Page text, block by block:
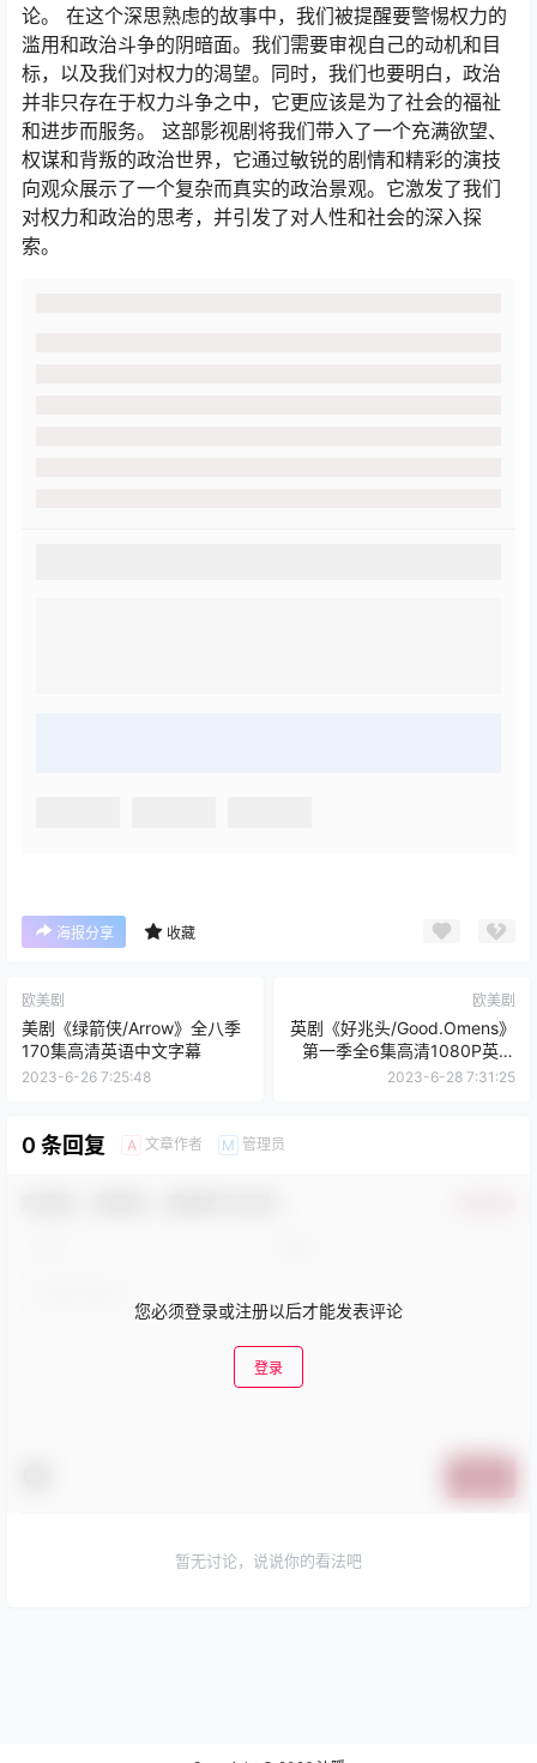
论。 在这个深思熟虑的故事中，我们被提醒要警惕权力的
滥用和政治斗争的阴暗面。我们需要审视自己的动机和目
标，以及我们对权力的渴望。同时，我们也要明白，政治
并非只存在于权力斗争之中，它更应该是为了社会的福祉
和进步而服务。 这部影视剧将我们带入了一个充满欲望、
权谋和背叛的政治世界，它通过敏锐的剧情和精彩的演技
向观众展示了一个复杂而真实的政治景观。它激发了我们
对权力和政治的思考，并引发了对人性和社会的深入探
索。
海报分享 收藏
欧美剧
美剧《绿箭侠/Arrow》全八季
170集高清英语中文字幕
2023-6-26 7:25:48
欧美剧
英剧《好兆头/Good.Omens》
第一季全6集高清1080P英语
中文字幕
2023-6-28 7:31:25
0 条回复 A 文章作者 M 管理员
您必须登录或注册以后才能发表评论
登录
暂无讨论，说说你的看法吧